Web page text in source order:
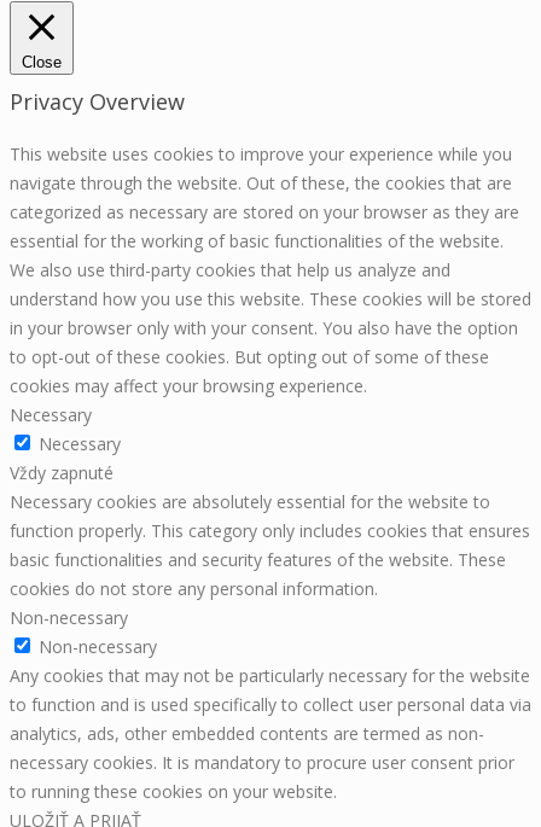
Close
Privacy Overview
This website uses cookies to improve your experience while you
navigate through the website. Out of these, the cookies that are
categorized as necessary are stored on your browser as they are
essential for the working of basic functionalities of the website.
We also use third-party cookies that help us analyze and
understand how you use this website. These cookies will be stored
in your browser only with your consent. You also have the option
to opt-out of these cookies. But opting out of some of these
cookies may affect your browsing experience.
Necessary
Necessary
Vždy zapnuté
Necessary cookies are absolutely essential for the website to
function properly. This category only includes cookies that ensures
basic functionalities and security features of the website. These
cookies do not store any personal information.
Non-necessary
Non-necessary
Any cookies that may not be particularly necessary for the website
to function and is used specifically to collect user personal data via
analytics, ads, other embedded contents are termed as non-
necessary cookies. It is mandatory to procure user consent prior
to running these cookies on your website.
ULOŽIŤ A PRIJAŤ